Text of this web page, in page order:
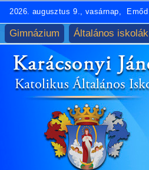
2026. augusztus 9., vasárnap, Emőd
Gimnázium Általános iskolák